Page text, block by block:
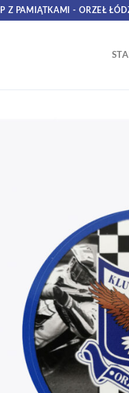
Z PAMIĄTKAMI - ORZEŁ